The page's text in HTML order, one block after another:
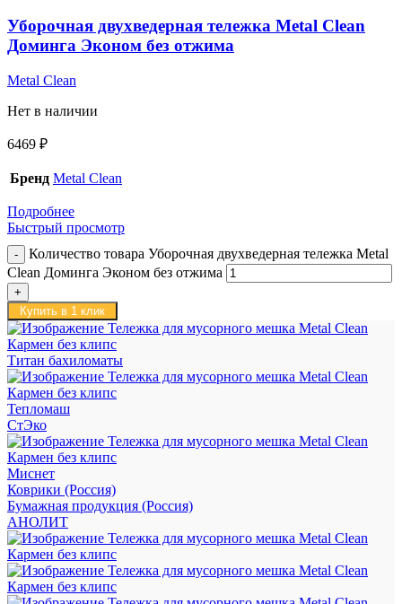
Уборочная двухведерная тележка Metal Clean
Доминга Эконом без отжима
Metal Clean
Нет в наличии
6469 ₽
Бренд Metal Clean
Подробнее
Быстрый просмотр
Количество товара Уборочная двухведерная тележка Metal
Clean Доминга Эконом без отжима
Купить в 1 клик
Титан бахиломаты
Тепломаш
СтЭко
Миснет
Коврики (Россия)
Бумажная продукция (Россия)
АНОЛИТ